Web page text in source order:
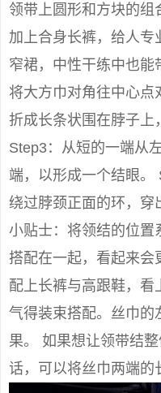
领带上圆形和方块的
加上合身长裤，给人
窄裙，中性干练中也能
将大方巾对角往中心
折成长条状围在脖子上
Step3：从短的一端从
端，以形成一个结眼。
绕过脖颈正面的环，穿
小贴士：将领结的位置
搭配在一起，看起来会
配上长裤与高跟鞋，看
气得装束搭配。丝巾的
果。 如果想让领带结
话，可以将丝巾两端的